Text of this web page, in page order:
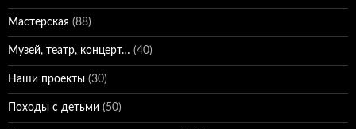
Мастерская (88)
Музей, театр, концерт… (40)
Наши проекты (30)
Походы с детьми (50)